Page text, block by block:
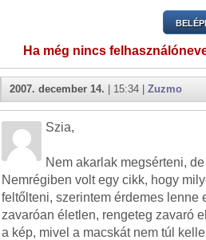
Ha még nincs
2007. december 14. | 15:34 | Zuzmo
Szia,
Nem akarlak megsérteni,
Nemrégiben volt egy cikk, hogy
feltőlteni, szerintem érdemes lenne
zavaróan életlen, rengeteg zavaró
a kép, mivel a macskát nem túl